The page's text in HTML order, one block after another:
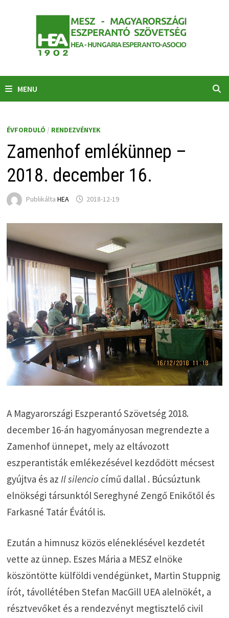
MENU
ÉVFORDULÓ / RENDEZVÉNYEK
Zamenhof emlékünnep –
2018. december 16.
Publikálta HEA 2018-12-19
A Magyarországi Eszperantó Szövetség 2018.
december 16-án hagyományosan megrendezte a
Zamenhof ünnepet, mely az eltávozott
eszperantisták emlékezésével kezdődött mécsest
gyújtva és az Il silencio című dallal . Búcsúztunk
elnökségi társunktól Sereghyné Zengő Enikőtől és
Farkasné Tatár Évától is.
Ezután a himnusz közös eléneklésével kezdetét
vette az ünnep. Eszes Mária a MESZ elnöke
köszöntötte külföldi vendégünket, Martin Stuppnig
írót, távollétében Stefan MacGill UEA alelnökét, a
résztvevőket és a rendezvényt megtisztelő civil